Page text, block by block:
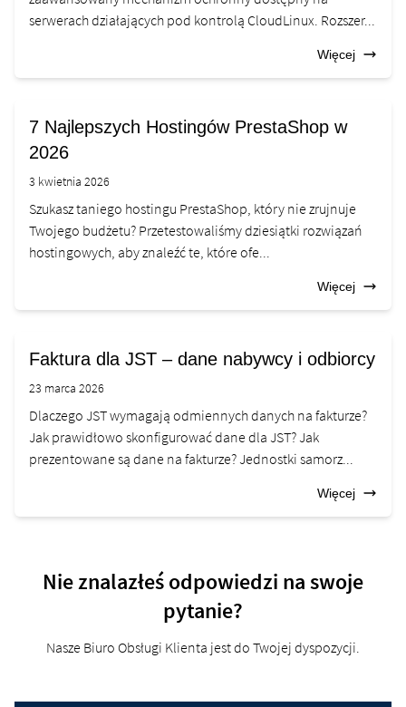
serwerach działających pod kontrolą CloudLinux. Rozszer...
Więcej
7 Najlepszych Hostingów PrestaShop w
2026
3 kwietnia 2026
Szukasz taniego hostingu PrestaShop, który nie zrujnuje
Twojego budżetu? Przetestowaliśmy dziesiątki rozwiązań
hostingowych, aby znaleźć te, które ofe...
Więcej
Faktura dla JST – dane nabywcy i odbiorcy
23 marca 2026
Dlaczego JST wymagają odmiennych danych na fakturze?
Jak prawidłowo skonfigurować dane dla JST? Jak
prezentowane są dane na fakturze? Jednostki samorz...
Więcej
Nie znalazłeś odpowiedzi na swoje
pytanie?
Nasze Biuro Obsługi Klienta jest do Twojej dyspozycji.